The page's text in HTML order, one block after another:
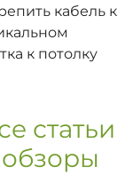
кабель к
к потолку
статьи